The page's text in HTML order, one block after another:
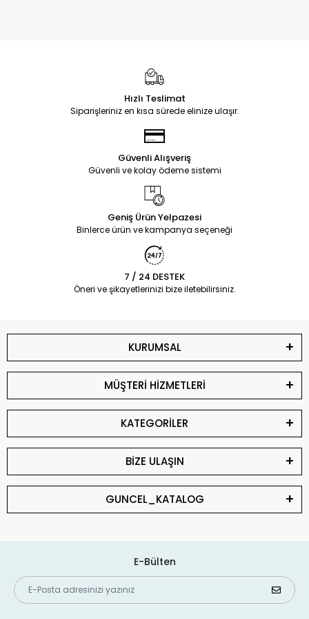
Hızlı Teslimat
Siparişleriniz en kısa sürede elinize ulaşır.
Güvenli Alışveriş
Güvenli ve kolay ödeme sistemi
Geniş Ürün Yelpazesi
Binlerce ürün ve kampanya seçeneği
7 / 24 DESTEK
Öneri ve şikayetlerinizi bize iletebilirsiniz.
KURUMSAL
MÜŞTERİ HİZMETLERİ
KATEGORİLER
BİZE ULAŞIN
GUNCEL_KATALOG
E-Bülten